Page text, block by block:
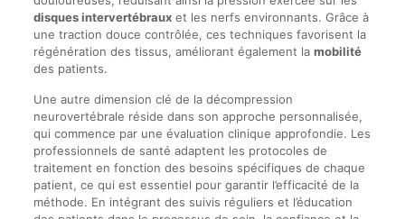
disques intervertébrauxet les nerfs environnants. Grâce à
une traction douce contrôlée, ces techniques favorisent la
régénération des tissus, améliorant également la mobilité
des patients.
Une autre dimension clé de la décompression
neurovertébrale réside dans son approche personnalisée,
qui commence par une évaluation clinique approfondie. Les
professionnels de santé adaptent les protocoles de
traitement en fonction des besoins spécifiques de chaque
patient, ce qui est essentiel pour garantir l’efficacité de la
méthode. En intégrant des suivis réguliers et l’éducation